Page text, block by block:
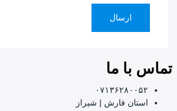
تماس با ما
۰۷۱۳۶۲۸۰۰۵۲
استان فارش | شیراز